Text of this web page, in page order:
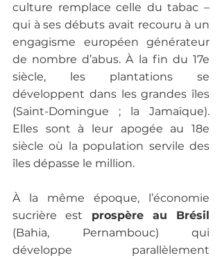
culture remplace celle du tabac –
qui à ses débuts avait recouru à un
engagisme européen générateur
de nombre d’abus. À la fin du 17e
siècle, les plantations se
développent dans les grandes îles
(Saint-Domingue ; la Jamaïque).
Elles sont à leur apogée au 18e
siècle où la population servile des
îles dépasse le million.
À la même époque, l’économie
sucrière est prospère au Brésil
(Bahia, Pernambouc) qui
développe parallèlement